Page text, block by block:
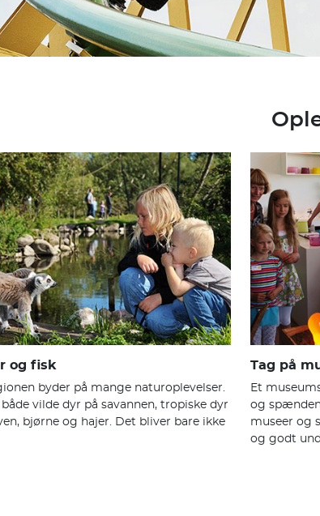
og fisk
byder på mange naturoplevelser.
vilde dyr på savannen, tropiske dyr
bjørne og hajer. Det bliver bare ikke
Tag på
Et
og
museer og
og godt